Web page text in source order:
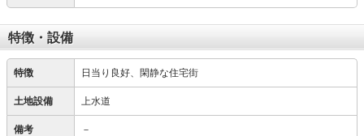
特徴・設備
特徴 日当り良好、閑静な住宅街
土地設備 上水道
備考 －